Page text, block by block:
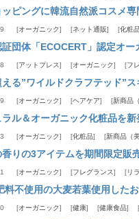
ッピングに韓流自然派コスメ
オーガニック ネット通販 化粧
団体「ECOCERT」認定オ
アットプレス オーガニック フ
る”ワイルドクラフテッド”
オーガニック ヘアケア 新商品
ル＆オーガニック化粧品を
オーガニック 化粧品 新商品（美
香りの3アイテムを期間限定販
オーガニック フレグランス リ
料不使用の大麦若葉使用した
オーガニック 健康 健康食品